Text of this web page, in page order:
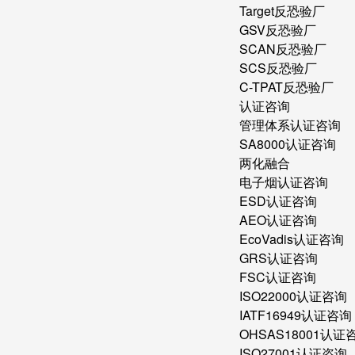
Target反恐验厂
GSV反恐验厂
SCAN反恐验厂
SCS反恐验厂
C-TPAT反恐验厂
认证咨询
管理体系认证咨询
SA8000认证咨询
两化融合
电子烟认证咨询
ESD认证咨询
AEO认证咨询
EcoVadis认证咨询
GRS认证咨询
FSC认证咨询
ISO22000认证咨询
IATF16949认证咨询
OHSAS18001认证